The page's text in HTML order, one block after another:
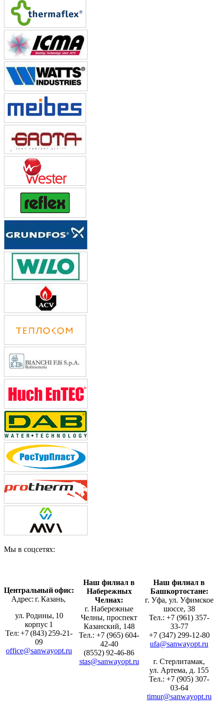
Мы в соцсетях:
Центральный офис:
Адрес: г. Казань,
ул. Родины, 10
корпус 1
Тел: +7 (843) 259-21-
09
office@sanwayopt.ru
Наш филиал в
Набережных
Челнах:
г. Набережные
Челны, проспект
Казанский, 148
Тел.: +7 (965) 604-
42-40
(8552) 92-46-86
stas@sanwayopt.ru
Наш филиал в
Башкортостане:
г. Уфа, ул. Уфимское
шоссе, 38
Тел.: +7 (961) 357-
33-77
+7 (347) 299-12-80
ufa@sanwayopt.ru
г. Стерлитамак,
ул. Артема, д. 155
Тел.: +7 (905) 307-
03-64
timur@sanwayopt.ru